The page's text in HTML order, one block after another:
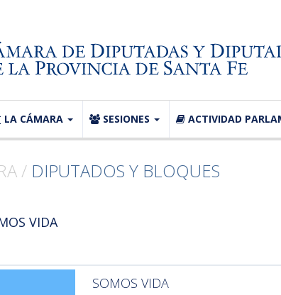
LA CÁMARA SESIONES ACTIVIDAD
/ DIPUTADOS Y BLOQUES
VIDA
SOMOS VIDA